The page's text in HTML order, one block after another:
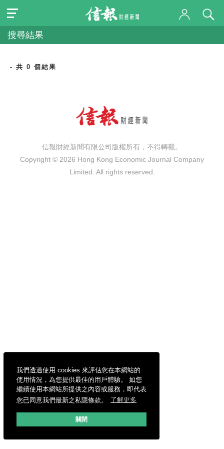
我們透過使用 cookies 來評估您在本網站的
使用情況，為您提供最佳的用戶體驗。 如您
繼續使用本網站所提供之內容或服務，即代表
您已同意我們最新之私隱條款。
了解更多
關閉
搜尋結果
- 共 0 個結果
信報財經新聞有限公司版權所有，不得轉載。
Copyright © 2026 Hong Kong Economic Journal Company
Limited. All rights reserved.